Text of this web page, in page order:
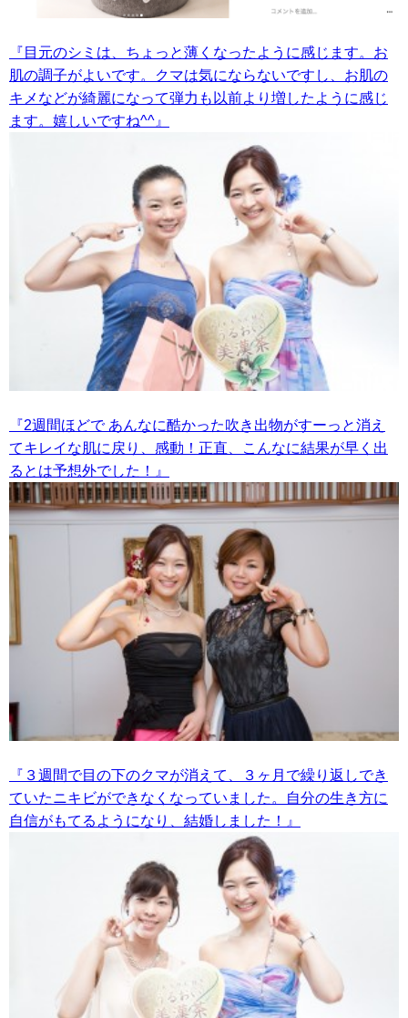
『目元のシミは、ちょっと薄くなったように感じます。お
肌の調子がよいです。クマは気にならないですし、お肌の
キメなどが綺麗になって弾力も以前より増したように感じ
ます。嬉しいですね^^』
『2週間ほどで あんなに酷かった吹き出物がすーっと消え
てキレイな肌に戻り、感動！正直、こんなに結果が早く出
るとは予想外でした！』
『３週間で目の下のクマが消えて、３ヶ月で繰り返しでき
ていたニキビができなくなっていました。自分の生き方に
自信がもてるようになり、結婚しました！』